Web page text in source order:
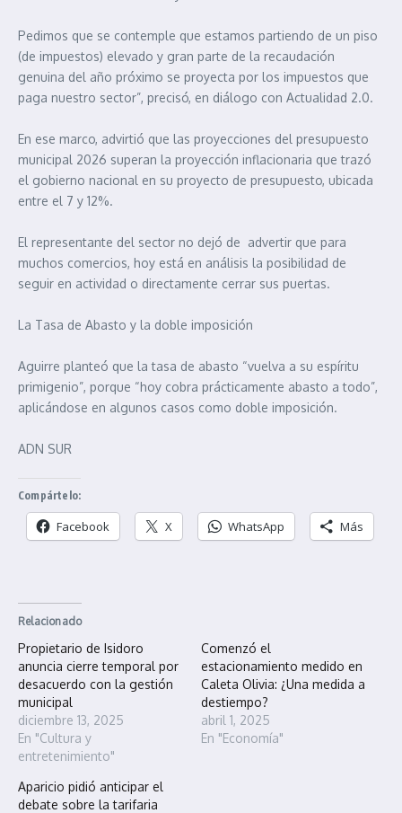
Pedimos que se contemple que estamos partiendo de un piso
(de impuestos) elevado y gran parte de la recaudación
genuina del año próximo se proyecta por los impuestos que
paga nuestro sector”, precisó, en diálogo con Actualidad 2.0.
En ese marco, advirtió que las proyecciones del presupuesto
municipal 2026 superan la proyección inflacionaria que trazó
el gobierno nacional en su proyecto de presupuesto, ubicada
entre el 7 y 12%.
El representante del sector no dejó de advertir que para
muchos comercios, hoy está en análisis la posibilidad de
seguir en actividad o directamente cerrar sus puertas.
La Tasa de Abasto y la doble imposición
Aguirre planteó que la tasa de abasto “vuelva a su espíritu
primigenio”, porque “hoy cobra prácticamente abasto a todo”,
aplicándose en algunos casos como doble imposición.
ADN SUR
Compártelo:
Facebook X WhatsApp Más
Relacionado
Propietario de Isidoro
anuncia cierre temporal por
desacuerdo con la gestión
municipal
diciembre 13, 2025
En "Cultura y
entretenimiento"
Comenzó el
estacionamiento medido en
Caleta Olivia: ¿Una medida a
destiempo?
abril 1, 2025
En "Economía"
Aparicio pidió anticipar el
debate sobre la tarifaria